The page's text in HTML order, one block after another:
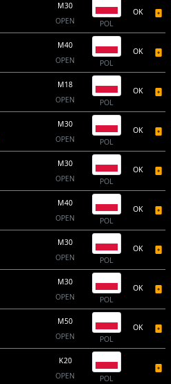
M30
OPEN
POL
OK
M40
OPEN
POL
OK
M18
OPEN
POL
OK
M30
OPEN
POL
OK
M30
OPEN
POL
OK
M40
OPEN
POL
OK
M30
OPEN
POL
OK
M30
OPEN
POL
OK
M50
OPEN
POL
OK
K20
OPEN
POL